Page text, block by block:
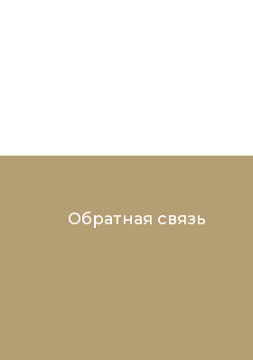
Обратная связь